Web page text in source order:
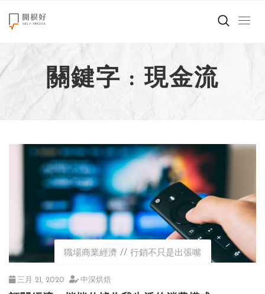
來點正能量
世界在想什麼
創造美好生活
職場商業經濟
影片專區
關於我們
關鍵字 : 現金流
職場商業經濟 行銷不只是出張嘴
三月 21, 2020 中深烘焙